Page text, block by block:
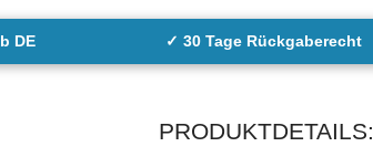
DE ✓ 30 Tage Rückgaberecht
PRODUKTDETAILS: